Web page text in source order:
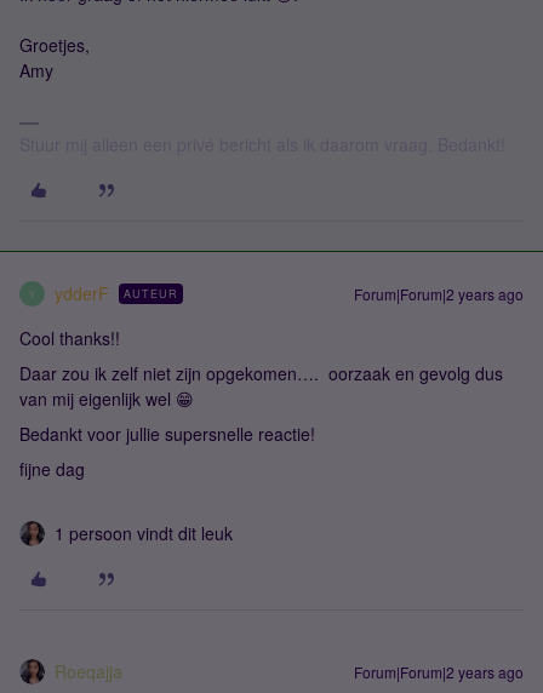
Groetjes,
Amy
Y ydderF AUTEUR Forum|Forum|2 years ago
Cool thanks!!
Daar zou ik zelf niet zijn opgekomen…. oorzaak en gevolg dus
van mij eigenlijk wel 😁
Bedankt voor jullie supersnelle reactie!
fijne dag
1 persoon vindt dit leuk
Roeqajja Forum|Forum|2 years ago